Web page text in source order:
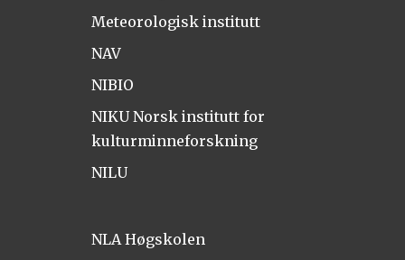
Meteorologisk institutt
NAV
NIBIO
NIKU Norsk institutt for
kulturminneforskning
NILU
NLA Høgskolen